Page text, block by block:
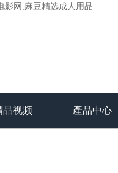
影网,麻豆精选成人用品
品视频 產品中心